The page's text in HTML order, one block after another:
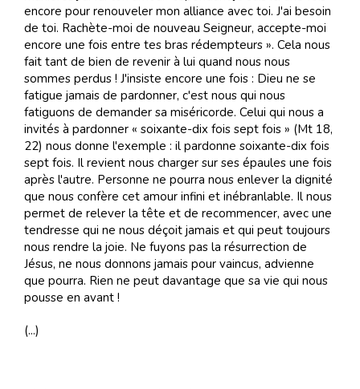
encore pour renouveler mon alliance avec toi. J'ai besoin
de toi. Rachète-moi de nouveau Seigneur, accepte-moi
encore une fois entre tes bras rédempteurs ». Cela nous
fait tant de bien de revenir à lui quand nous nous
sommes perdus ! J'insiste encore une fois : Dieu ne se
fatigue jamais de pardonner, c'est nous qui nous
fatiguons de demander sa miséricorde. Celui qui nous a
invités à pardonner « soixante-dix fois sept fois » (Mt 18,
22) nous donne l'exemple : il pardonne soixante-dix fois
sept fois. Il revient nous charger sur ses épaules une fois
après l'autre. Personne ne pourra nous enlever la dignité
que nous confère cet amour infini et inébranlable. Il nous
permet de relever la tête et de recommencer, avec une
tendresse qui ne nous déçoit jamais et qui peut toujours
nous rendre la joie. Ne fuyons pas la résurrection de
Jésus, ne nous donnons jamais pour vaincus, advienne
que pourra. Rien ne peut davantage que sa vie qui nous
pousse en avant !
(...)